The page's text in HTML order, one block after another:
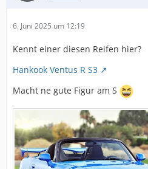
6. Juni 2025 um 12:19
Kennt einer diesen Reifen hier?
Hankook Ventus R S3
Macht ne gute Figur am S